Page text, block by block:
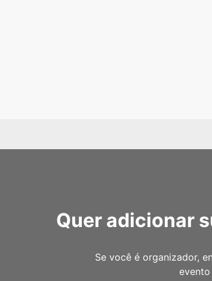
Quer adicionar
Se você é organizador,